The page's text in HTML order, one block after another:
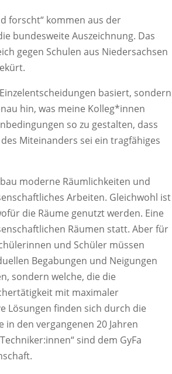
forscht“ kommen aus der
bundesweite Auszeichnung. Das
gegen Schulen aus Niedersachsen
basiert, sondern
hin, was meine Kolleg*innen
so zu gestalten, dass
Miteinanders sei ein tragfähiges
moderne Räumlichkeiten und
Arbeiten. Gleichwohl ist
die Räume genutzt werden. Eine
Räumen statt. Aber für
und Schüler müssen
Begabungen und Neigungen
sondern welche, die die
mit maximaler
Lösungen finden sich durch die
den vergangenen 20 Jahren
sind dem GyFa